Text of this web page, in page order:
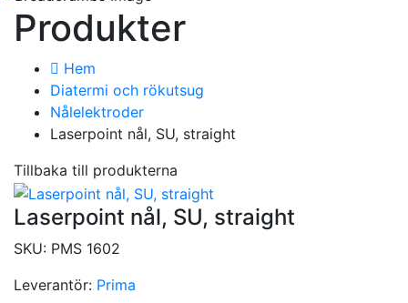
Produkter
Hem
Diatermi och rökutsug
Nålelektroder
Laserpoint nål, SU, straight
Tillbaka till produkterna
Laserpoint nål, SU, straight
SKU: PMS 1602
Leverantör: Prima